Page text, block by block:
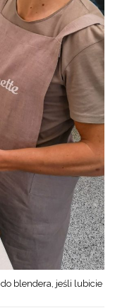
blendera, jeśli lubicie